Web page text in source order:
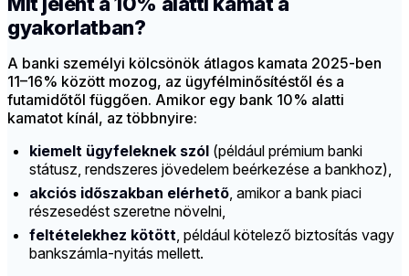
gyakorlatban?
A banki személyi kölcsönök átlagos kamata 2025-ben
11–16% között mozog, az ügyfélminősítéstől és a
futamidőtől függően. Amikor egy bank 10% alatti
kamatot kínál, az többnyire:
kiemelt ügyfeleknek szól (például prémium banki
státusz, rendszeres jövedelem beérkezése a bankhoz),
akciós időszakban elérhető, amikor a bank piaci
részesedést szeretne növelni,
feltételekhez kötött, például kötelező biztosítás vagy
bankszámla-nyitás mellett.